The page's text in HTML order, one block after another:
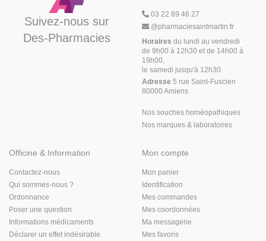
Suivez-nous sur
Des-Pharmacies
03 22 89 46 27
@pharmaciesaintmartin.fr
Horaires du lundi au vendredi
de 9h00 à 12h30 et de 14h00 à
19h00,
le samedi jusqu'à 12h30
Adresse 5 rue Saint-Fuscien
80000 Amiens
Nos souches homéopathiques
Nos marques & laboratoires
Officine & Information
Contactez-nous
Qui sommes-nous ?
Ordonnance
Poser une question
Informations médicaments
Déclarer un effet indésirable
Mon compte
Mon panier
Identification
Mes commandes
Mes coordonnées
Ma messagerie
Mes favoris